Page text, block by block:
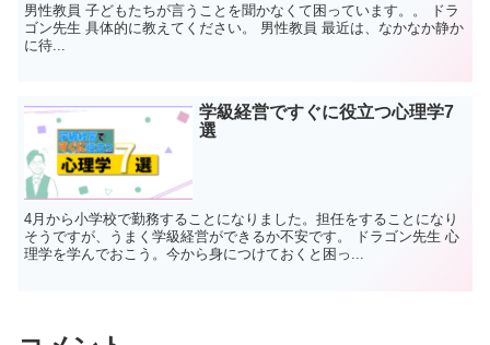
男性教員 子どもたちが言うことを聞かなくて困っています。。 ドラ
ゴン先生 具体的に教えてください。 男性教員 最近は、なかなか静か
に待...
学級経営ですぐに役立つ心理学7
選
4月から小学校で勤務することになりました。担任をすることになり
そうですが、うまく学級経営ができるか不安です。 ドラゴン先生 心
理学を学んでおこう。今から身につけておくと困っ...